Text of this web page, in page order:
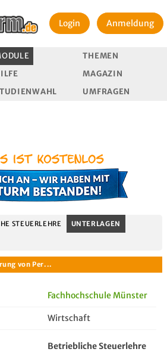
Login Anmeldung
THEMEN
MAGAZIN
UMFRAGEN
STEUERLEHRE UNTERLAGEN
Fachhochschule Münster
Wirtschaft
Betriebliche Steuerlehre